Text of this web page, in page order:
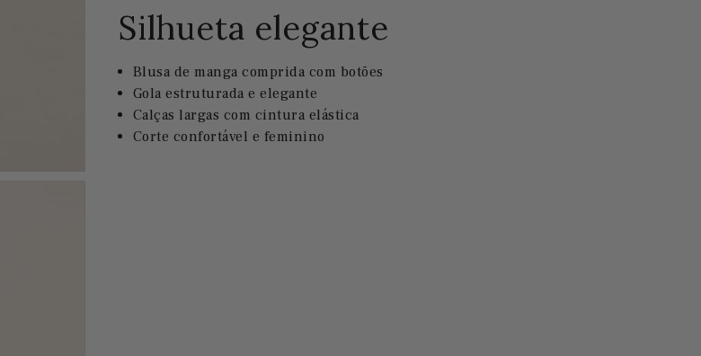
Silhueta elegante
Blusa de manga comprida com botões
Gola estruturada e elegante
Calças largas com cintura elástica
Corte confortável e feminino